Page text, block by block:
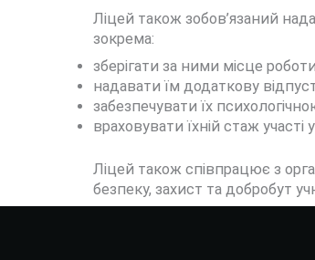
Ліцей також зобов’язаний
зокрема:
зберігати за ними місце
надавати їм додаткову
забезпечувати їх
враховувати їхній стаж участі
Ліцей також співпрацює з
безпеку, захист та добробут